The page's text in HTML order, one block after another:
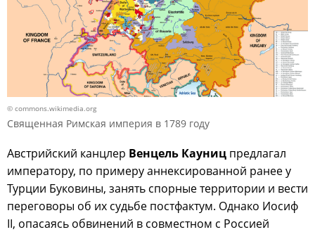
© commons.wikimedia.org
Священная Римская империя в 1789 году
Австрийский канцлер Венцель Кауниц предлагал
императору, по примеру аннексированной ранее у
Турции Буковины, занять спорные территории и вести
переговоры об их судьбе постфактум. Однако Иосиф
II, опасаясь обвинений в совместном с Россией